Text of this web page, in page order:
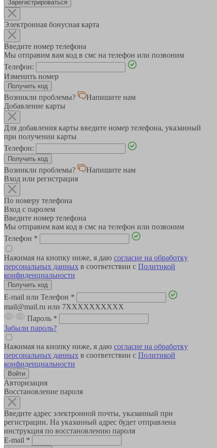
Зарегистрироваться
Электронная бонусная карта
Введите номер телефона
Мы отправим вам код в смс на телефон или позвоним
Телефон:
Изменить номер
Возникли проблемы?
Напишите нам
Добавление карты
Для добавления карты введите номер телефона, указанный
при получении карты
Телефон:
Возникли проблемы?
Напишите нам
Вход или регистрация
По номеру телефона
Вход с паролем
Введите номер телефона
Мы отправим вам код в смс на телефон или позвоним
Телефон *
Нажимая на кнопку ниже, я даю согласие на обработку
персональных данных в соответствии с Политикой
конфиденциальности
E-mail или Телефон *
mail@mail.ru или 7XXXXXXXXXX
Пароль *
Забыли пароль?
Нажимая на кнопку ниже, я даю согласие на обработку
персональных данных в соответствии с Политикой
конфиденциальности
Авторизация
Восстановление пароля
Введите адрес электронной почты, указанный при
регистрации. На указанный адрес будет отправлена
инструкция по восстановлению пароля
E-mail *